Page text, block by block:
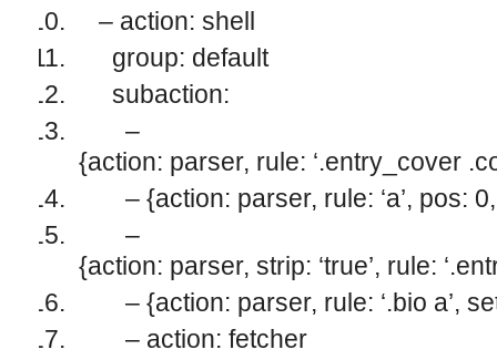
– action: shell
group: default
subaction:
–
{action: parser, rule: ‘.entry_cover
– {action: parser, rule: ‘a’, pos:
–
{action: parser, strip: ‘true’, rule:
– {action: parser, rule: ‘.bio a’,
– action: fetcher